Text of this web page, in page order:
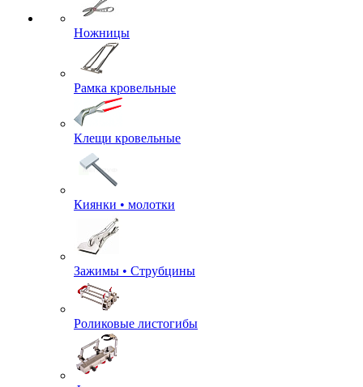
Ножницы
Рамка кровельные
Клещи кровельные
Киянки • молотки
Зажимы • Струбцины
Роликовые листогибы